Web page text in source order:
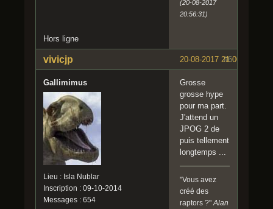
(20-08-2017
20:56:31)
Hors ligne
#6
20-08-2017 21:00:27
vivicjp
Gallimimus
Lieu : Isla Nublar
Inscription : 09-10-2014
Messages : 654
Grosse
grosse hype
pour ma part.
J'attend un
JPOG 2 de
puis tellement
longtemps ...
"Vous avez
créé des
raptors ?" Alan